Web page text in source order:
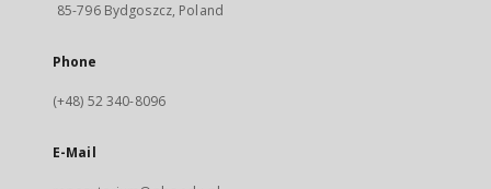
85-796 Bydgoszcz, Poland
Phone
(+48) 52 340-8096
E-Mail